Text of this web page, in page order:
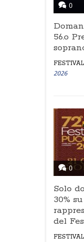
0
56.o
2026
0
Solo
30%
del